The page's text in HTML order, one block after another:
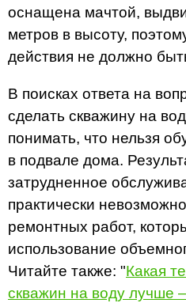
оснащена мачтой,
метров в высоту,
действия не должно
В поисках ответа на
сделать скважину на
понимать, что нельзя
в подвале дома.
затрудненное
практически
ремонтных работ,
использование
Читайте также: "Какая
скважин на воду лучше